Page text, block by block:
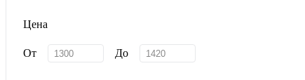
Цена
От До